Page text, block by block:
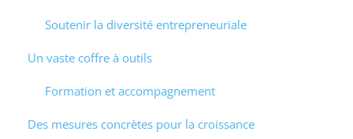
Soutenir la diversité entrepreneuriale
Un vaste coffre à outils
Formation et accompagnement
Des mesures concrètes pour la croissance